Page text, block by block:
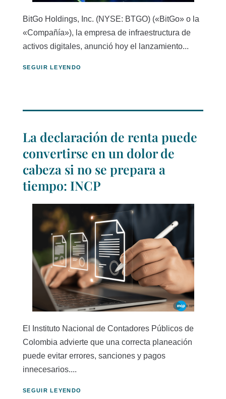
BitGo Holdings, Inc. (NYSE: BTGO) («BitGo» o la
«Compañía»), la empresa de infraestructura de
activos digitales, anunció hoy el lanzamiento...
SEGUIR LEYENDO
La declaración de renta puede
convertirse en un dolor de
cabeza si no se prepara a
tiempo: INCP
El Instituto Nacional de Contadores Públicos de
Colombia advierte que una correcta planeación
puede evitar errores, sanciones y pagos
innecesarios....
SEGUIR LEYENDO